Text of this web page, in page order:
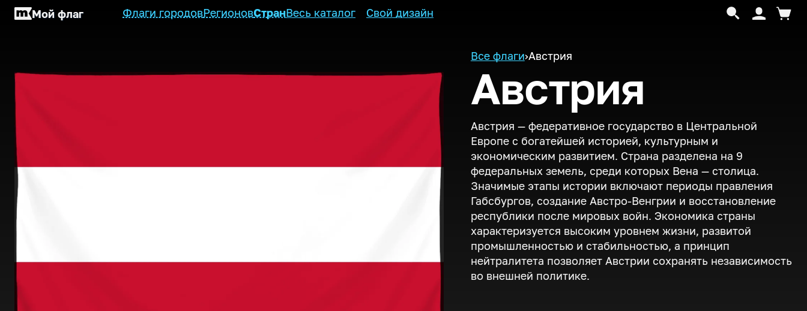
Мой флаг Флаги городовРегионовСтранВесь каталог Свой дизайн
Все флаги›Австрия
Австрия
Австрия — федеративное государство в Центральной
Европе с богатейшей историей, культурным и
экономическим развитием. Страна разделена на 9
федеральных земель, среди которых Вена — столица.
Значимые этапы истории включают периоды правления
Габсбургов, создание Австро-Венгрии и восстановление
республики после мировых войн. Экономика страны
характеризуется высоким уровнем жизни, развитой
промышленностью и стабильностью, а принцип
нейтралитета позволяет Австрии сохранять независимость
во внешней политике.